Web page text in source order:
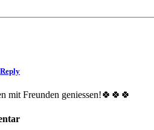
Reply
mit Freunden geniessen!🍀🍀🍀